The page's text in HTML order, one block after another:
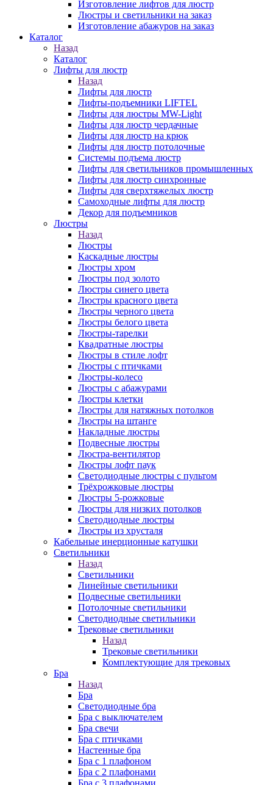
Изготовление лифтов для люстр
Люстры и светильники на заказ
Изготовление абажуров на заказ
Каталог
Назад
Каталог
Лифты для люстр
Назад
Лифты для люстр
Лифты-подъемники LIFTEL
Лифты для люстры MW-Light
Лифты для люстр чердачные
Лифты для люстр на крюк
Лифты для люстр потолочные
Системы подъема люстр
Лифты для светильников промышленных
Лифты для люстр синхронные
Лифты для сверхтяжелых люстр
Самоходные лифты для люстр
Декор для подъемников
Люстры
Назад
Люстры
Каскадные люстры
Люстры хром
Люстры под золото
Люстры синего цвета
Люстры красного цвета
Люстры черного цвета
Люстры белого цвета
Люстры-тарелки
Квадратные люстры
Люстры в стиле лофт
Люстры с птичками
Люстры-колесо
Люстры с абажурами
Люстры клетки
Люстры для натяжных потолков
Люстры на штанге
Накладные люстры
Подвесные люстры
Люстра-вентилятор
Люстры лофт паук
Светодиодные люстры с пультом
Трёхрожковые люстры
Люстры 5-рожковые
Люстры для низких потолков
Cветодиодные люстры
Люстры из хрусталя
Кабельные инерционные катушки
Светильники
Назад
Светильники
Линейные светильники
Подвесные светильники
Потолочные светильники
Светодиодные светильники
Трековые светильники
Назад
Трековые светильники
Комплектующие для трековых
Бра
Назад
Бра
Светодиодные бра
Бра с выключателем
Бра свечи
Бра с птичками
Настенные бра
Бра с 1 плафоном
Бра с 2 плафонами
Бра с 3 плафонами